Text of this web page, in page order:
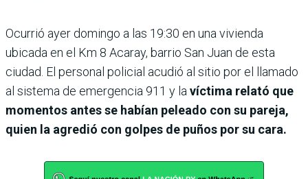
Ocurrió ayer domingo a las 19:30 en una vivienda
ubicada en el Km 8 Acaray, barrio San Juan de esta
ciudad. El personal policial acudió al sitio por el llamado
al sistema de emergencia 911 y la víctima relató que
momentos antes se habían peleado con su pareja,
quien la agredió con golpes de puños por su cara.